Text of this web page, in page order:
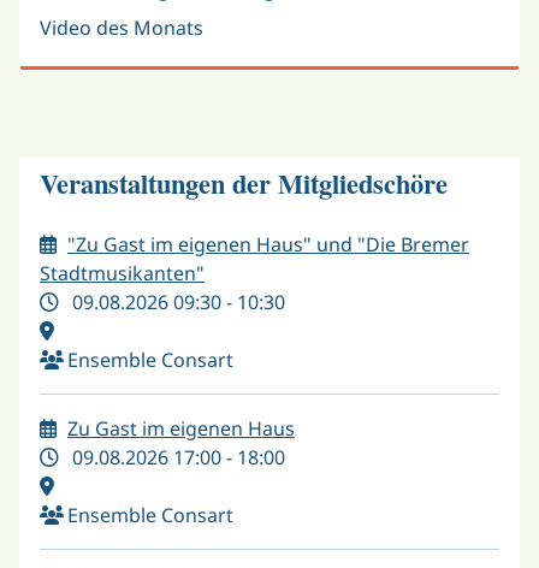
Video des Monats
Veranstaltungen der Mitgliedschöre
"Zu Gast im eigenen Haus" und "Die Bremer
Stadtmusikanten"
09.08.2026 09:30 - 10:30
Ensemble Consart
Zu Gast im eigenen Haus
09.08.2026 17:00 - 18:00
Ensemble Consart